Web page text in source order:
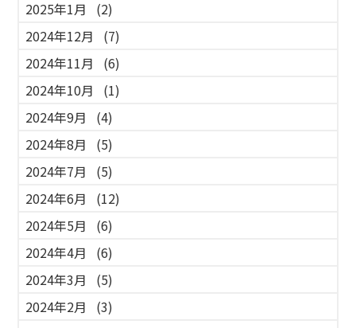
2025年1月
(2)
2024年12月
(7)
2024年11月
(6)
2024年10月
(1)
2024年9月
(4)
2024年8月
(5)
2024年7月
(5)
2024年6月
(12)
2024年5月
(6)
2024年4月
(6)
2024年3月
(5)
2024年2月
(3)